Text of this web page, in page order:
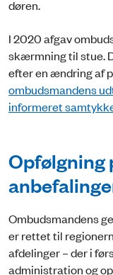
døren.
I 2020 afgav
skærmning til stue.
efter en ændring af
ombudsmandens
informeret
Opfølgning
Ombudsmandens
er rettet til
afdelinger – der i
administration og